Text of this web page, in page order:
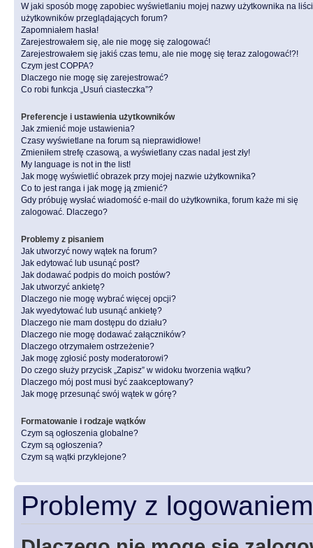
W jaki sposób mogę zapobiec wyświetlaniu mojej nazwy użytkownika na
użytkowników przeglądających forum?
Zapomniałem hasła!
Zarejestrowałem się, ale nie mogę się zalogować!
Zarejestrowałem się jakiś czas temu, ale nie mogę się teraz zalogować!?!
Czym jest COPPA?
Dlaczego nie mogę się zarejestrować?
Co robi funkcja „Usuń ciasteczka”?
Preferencje i ustawienia użytkowników
Jak zmienić moje ustawienia?
Czasy wyświetlane na forum są nieprawidłowe!
Zmieniłem strefę czasową, a wyświetlany czas nadal jest zły!
My language is not in the list!
Jak mogę wyświetlić obrazek przy mojej nazwie użytkownika?
Co to jest ranga i jak mogę ją zmienić?
Gdy próbuję wysłać wiadomość e-mail do użytkownika, forum każe mi się
zalogować. Dlaczego?
Problemy z pisaniem
Jak utworzyć nowy wątek na forum?
Jak edytować lub usunąć post?
Jak dodawać podpis do moich postów?
Jak utworzyć ankietę?
Dlaczego nie mogę wybrać więcej opcji?
Jak wyedytować lub usunąć ankietę?
Dlaczego nie mam dostępu do działu?
Dlaczego nie mogę dodawać załączników?
Dlaczego otrzymałem ostrzeżenie?
Jak mogę zgłosić posty moderatorowi?
Do czego służy przycisk „Zapisz” w widoku tworzenia wątku?
Dlaczego mój post musi być zaakceptowany?
Jak mogę przesunąć swój wątek w górę?
Formatowanie i rodzaje wątków
Czym są ogłoszenia globalne?
Czym są ogłoszenia?
Czym są wątki przyklejone?
Problemy z